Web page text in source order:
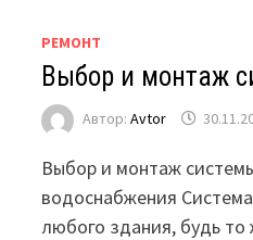
РЕМОНТ
Выбор и монтаж
Автор:Avtor
Выбор и монтаж
водоснабжения
любого здания, будь